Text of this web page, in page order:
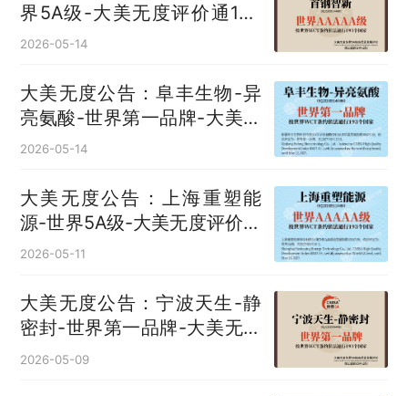
界5A级-大美无度评价通193
国
2026-05-14
大美无度公告：阜丰生物-异
亮氨酸‌-世界第一品牌-大美无
度评价通193国
2026-05-14
大美无度公告：上海重塑能
源-世界5A级-大美无度评价通
193国
2026-05-11
大美无度公告：宁波天生-静
密封‌-世界第一品牌-大美无度
评价通193国
2026-05-09